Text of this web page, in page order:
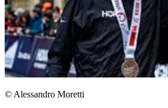
© Alessandro Moretti